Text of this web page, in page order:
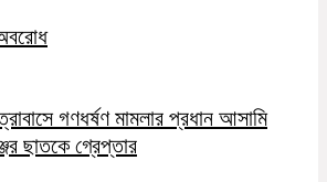
গণধর্ষণ মামলার প্রধান আসামি
ছাতকে গ্রেপ্তার